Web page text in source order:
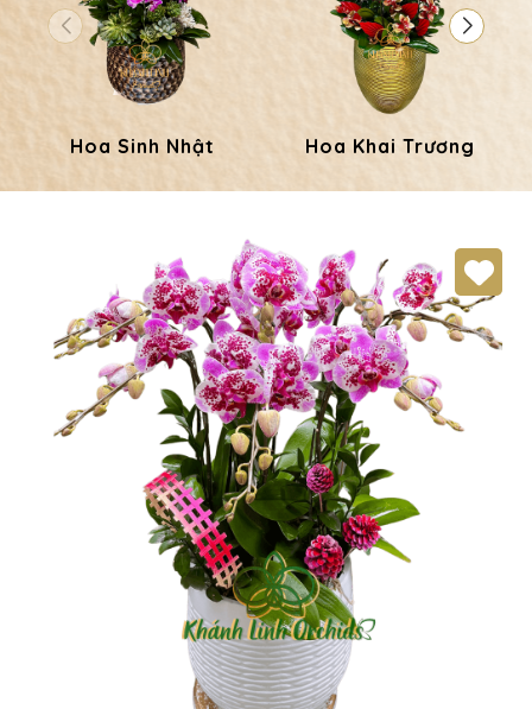
Hoa Sinh Nhật Hoa Khai Trương